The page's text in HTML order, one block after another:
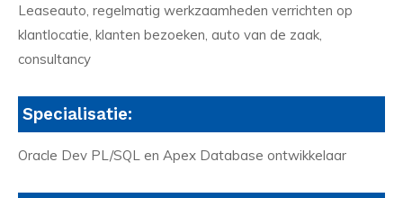
Leaseauto, regelmatig werkzaamheden verrichten op
klantlocatie, klanten bezoeken, auto van de zaak,
consultancy
Specialisatie:
Oracle Dev PL/SQL en Apex Database ontwikkelaar